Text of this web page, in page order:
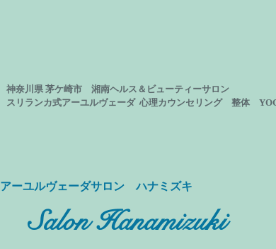
神奈川県 茅ケ崎市 湘南ヘルス＆ビューティーサロン
スリランカ式アーユルヴェーダ 心理カウンセリング 整体
​アーユルヴェーダサロン ハナミズキ
Salon Hanamizuki